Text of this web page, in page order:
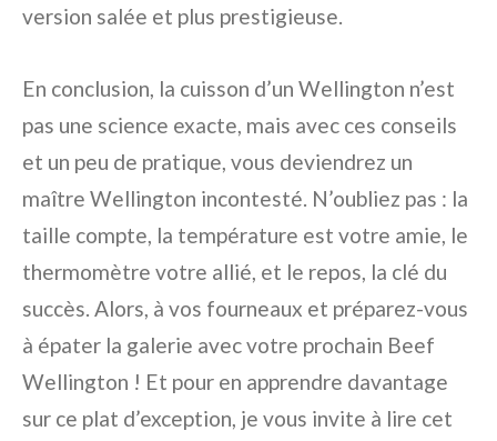
version salée et plus prestigieuse.
En conclusion, la cuisson d’un Wellington n’est
pas une science exacte, mais avec ces conseils
et un peu de pratique, vous deviendrez un
maître Wellington incontesté. N’oubliez pas : la
taille compte, la température est votre amie, le
thermomètre votre allié, et le repos, la clé du
succès. Alors, à vos fourneaux et préparez-vous
à épater la galerie avec votre prochain Beef
Wellington ! Et pour en apprendre davantage
sur ce plat d’exception, je vous invite à lire cet